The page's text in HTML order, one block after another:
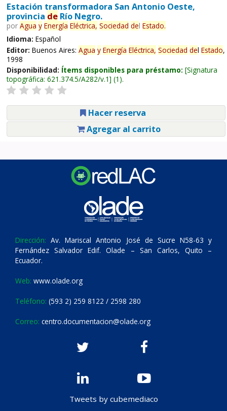
Estación transformadora San Antonio Oeste,
provincia deRío Negro.
por Agua y Energía Eléctrica, Sociedad del Estado.
Idioma: Español
Editor: Buenos Aires: Agua y Energía Eléctrica, Sociedad del Estado,
1998
Disponibilidad: Ítems disponibles para préstamo: Signatura
topográfica: 621.374.5/A282/v.1 (1).
Hacer reserva
Agregar al carrito
Dirección: Av. Mariscal Antonio José de Sucre N58-63 y
Fernández Salvador Edif. Olade – San Carlos, Quito –
Ecuador.
Web: www.olade.org
Teléfono: (593 2) 259 8122 / 2598 280
Correo: centro.documentacion@olade.org
Tweets by cubemediaco